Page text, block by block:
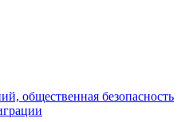
общественная безопасность